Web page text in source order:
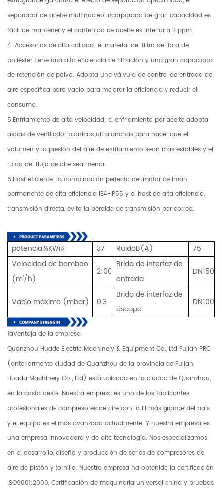
separador de aceite multinúcleo incorporado de gran capacidad es
fácil de mantener y el contenido de aceite es inferior a 3 ppm.
4. Accesorios de alta calidad: el material del filtro de fibra de
poliéster tiene una alta eficiencia de filtración y una gran capacidad
de retención de polvo. Adopta una válvula de control de entrada de
aire específica para vacío para mejorar la eficiencia y reducir el
consumo.
5.Enfriamiento de alta velocidad: el enfriamiento por aceite adopta
aspas de ventilador biónicas ultra anchas para hacer que el
volumen y la presión del aire de enfriamiento sean más estables y el
ruido del flujo de aire sea menor.
6.Host eficiente: la combinación perfecta del motor de imán
permanente de alta eficiencia IE4-IP55 y el host de alta eficiencia,
transmisión directa, evita la pérdida de transmisión por correa.
potenciaï¼KWï¼ 37 RuidoB(A)
75
Velocidad de bombeo
(m'/h)
2100
Brida de interfaz de
entrada
DN150
Vacío máximo (mbar) 0.3
Brida de interfaz de
escape
DN100
1ãVentaja de la empresa
Quanzhou Huade Electric Machinery & Equipment Co., Ltd Fujian PRC
(anteriormente ciudad de Quanzhou de la provincia de Fujian,
Huada Machinery Co., Ltd) está ubicada en la ciudad de Quanzhou,
en la costa oeste. Nuestra empresa es uno de los fabricantes
profesionales de compresores de aire con la El más grande del país
y el equipo es el más avanzado actualmente. Y nuestra empresa es
una empresa innovadora y de alta tecnología. Nos especializamos
en el desarrollo, diseño y producción de series de compresores de
aire de pistón y tornillo. Nuestra empresa ha obtenido la certificación
ISO9001:2000, Certificación de maquinaria universal china y pruebas